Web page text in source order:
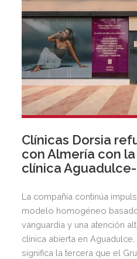
Clínicas Dorsia
con Almería con
clínica
La compañía continúa
modelo homogéneo
vanguardia y una atención
clínica abierta en
significa la tercera que el